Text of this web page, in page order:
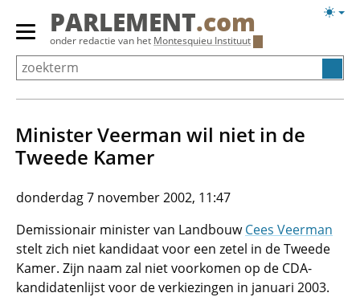
Overslaan
Primair
menu
tonen/verbergen
PARLEMENT.com
onder redactie van het Montesquieu Instituut
Minister Veerman wil niet in de
Tweede Kamer
donderdag 7 november 2002, 11:47
Demissionair minister van LandbouwCees Veerman
stelt zich niet kandidaat voor een zetel in de Tweede
Kamer. Zijn naam zal niet voorkomen op de CDA-
kandidatenlijst voor de verkiezingen in januari 2003.